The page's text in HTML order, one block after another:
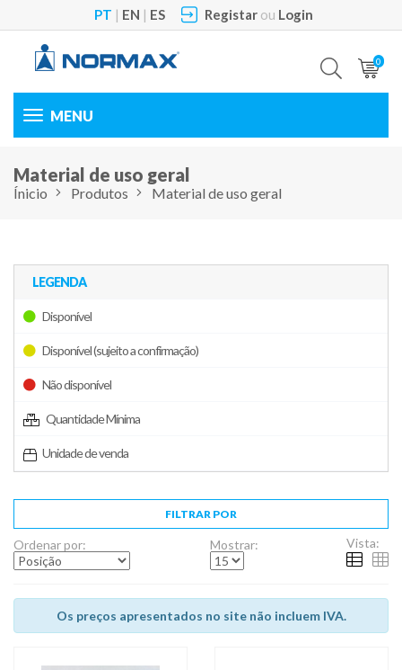
PT | EN | ES Registarou Login
0
Toggle
Material de uso geral
Ínicio Produtos Material de uso geral
LEGENDA
Disponível
Disponível (sujeito a confirmação)
Não disponível
Quantidade Mínima
Unidade de venda
FILTRAR POR
Ordenar por: Mostrar: Vista:
Os preços apresentados no site não incluem IVA.